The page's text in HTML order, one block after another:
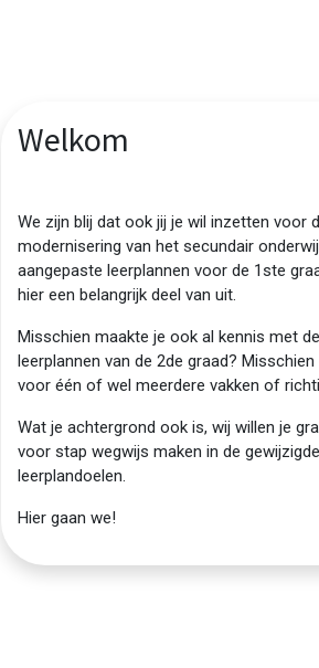
Welkom
We zijn blij dat ook jij je wil inzetten voor
modernisering van het secundair
aangepaste leerplannen voor de 1ste
hier een belangrijk deel van uit.
Misschien maakte je ook al kennis met
leerplannen van de 2de graad?
voor één of wel meerdere vakken of
Wat je achtergrond ook is, wij willen je
voor stap wegwijs maken in de gewijzigde
leerplandoelen.
Hier gaan we!